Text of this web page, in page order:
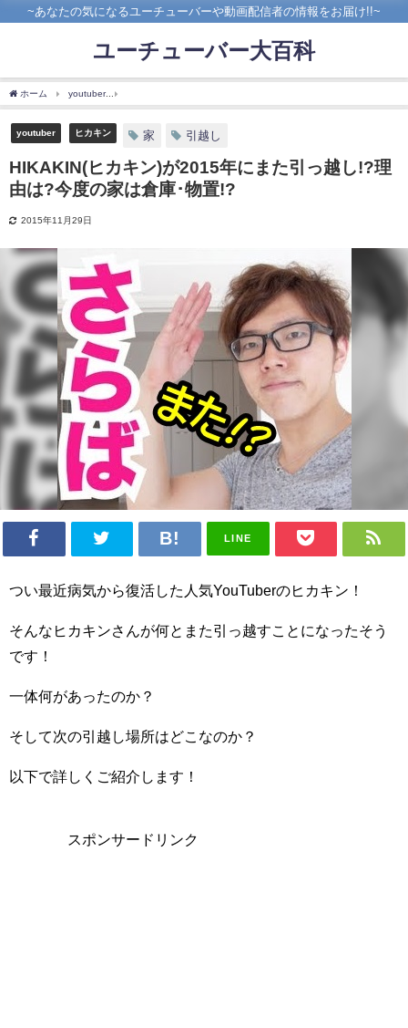
~あなたの気になるユーチューバーや動画配信者の情報をお届け!!~
ユーチューバー大百科
ホーム youtuber
youtuber ヒカキン 家 引越し
HIKAKIN(ヒカキン)が2015年にまた引っ越し!?理
由は?今度の家は倉庫･物置!?
2015年11月29日
LINE
つい最近病気から復活した人気YouTuberのヒカキン！
そんなヒカキンさんが何とまた引っ越すことになったそう
です！
一体何があったのか？
そして次の引越し場所はどこなのか？
以下で詳しくご紹介します！
スポンサードリンク